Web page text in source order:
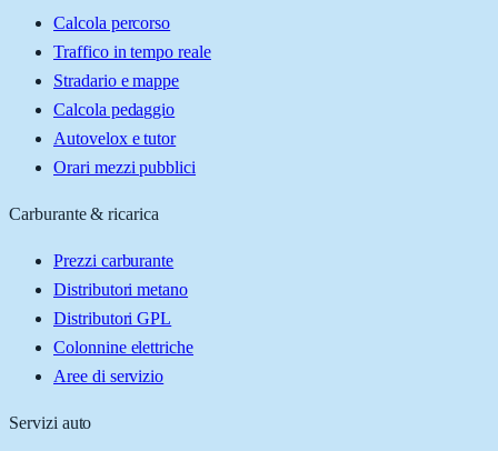
Calcola percorso
Traffico in tempo reale
Stradario e mappe
Calcola pedaggio
Autovelox e tutor
Orari mezzi pubblici
Carburante & ricarica
Prezzi carburante
Distributori metano
Distributori GPL
Colonnine elettriche
Aree di servizio
Servizi auto